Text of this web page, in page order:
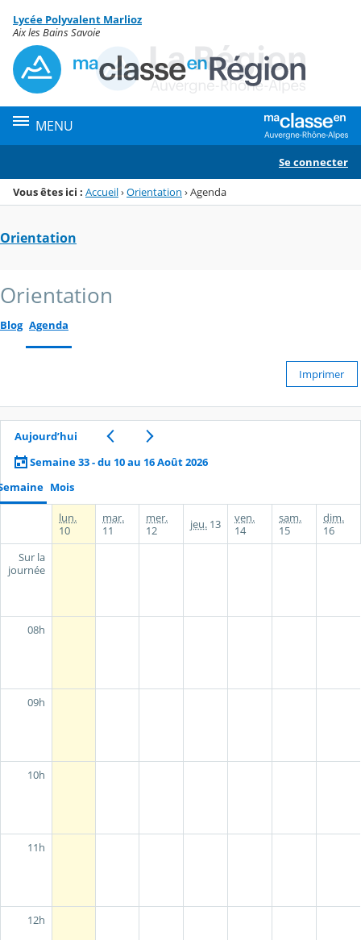
Menu de la rubrique
Contenu
Lycée Polyvalent Marlioz
Aix les Bains Savoie
MENU
Se connecter
Vous êtes ici : Accueil›Orientation ›Agenda
Orientation
Orientation
Blog Agenda
Imprimer
Aujourd’hui
Semaine 33 - du 10 au 16 Août 2026
Mois
lun.
10
mar.
11
mer.
12
jeu. 13
ven.
14
sam.
15
dim.
16
Sur la
journée
08h
09h
10h
11h
12h